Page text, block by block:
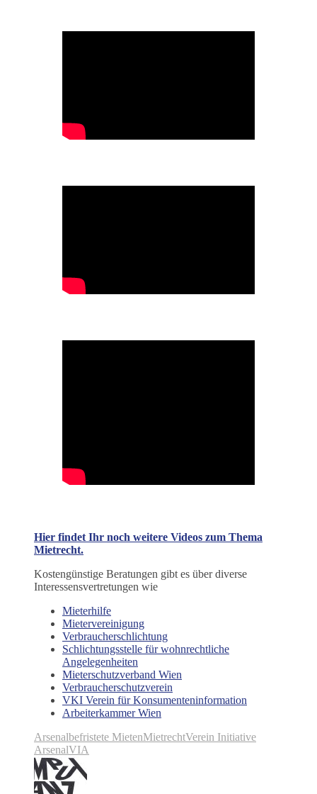
Hier findet Ihr noch weitere Videos zum Thema
Mietrecht.
Kostengünstige Beratungen gibt es über diverse
Interessensvertretungen wie
Mieterhilfe
Mietervereinigung
Verbraucherschlichtung
Schlichtungsstelle für wohnrechtliche
Angelegenheiten
Mieterschutzverband Wien
Verbraucherschutzverein
VKI Verein für Konsumenteninformation
Arbeiterkammer Wien
Arsenalbefristete MietenMietrechtVerein Initiative
ArsenalVIA